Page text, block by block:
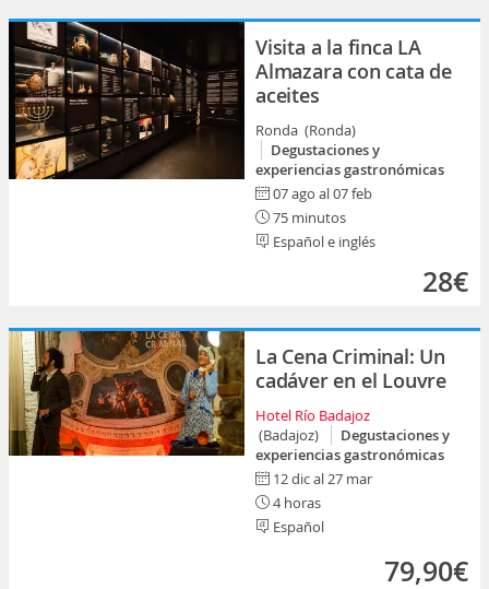
Visita a la finca LA
Almazara con cata de
aceites
Ronda (Ronda)
Degustaciones y
experiencias gastronómicas
07 ago al 07 feb
75 minutos
Español e inglés
28€
La Cena Criminal: Un
cadáver en el Louvre
Hotel Río Badajoz
(Badajoz)
Degustaciones y
experiencias gastronómicas
12 dic al 27 mar
4 horas
Español
79,90€